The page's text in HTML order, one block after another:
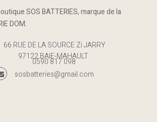
SOS BATTERIES, marque de la
DOM.
66 RUE DE LA SOURCE Zi JARRY
97122 BAIE-MAHAULT
0590 817 098
sosbatteries@gmail.com